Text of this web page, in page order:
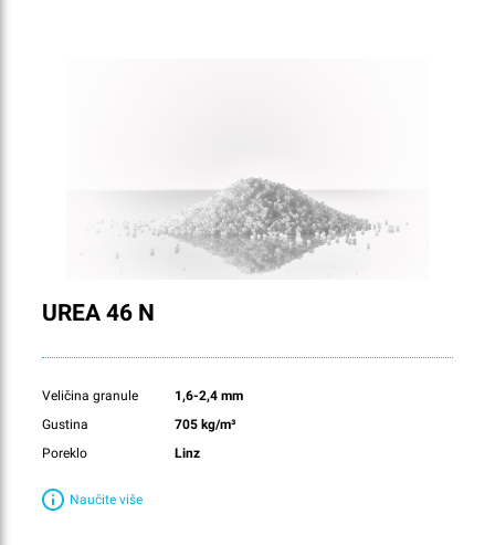
UREA 46 N
Veličina granule
1,6-2,4 mm
Gustina
705 kg/m³
Poreklo
Linz
Naučite više